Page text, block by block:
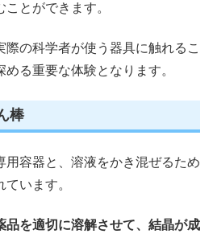
とができます。
の科学者が使う器具に触れるこ
る重要な体験となります。
棒
用容器と、溶液をかき混ぜるため
います。
品を適切に溶解させて、結晶が成